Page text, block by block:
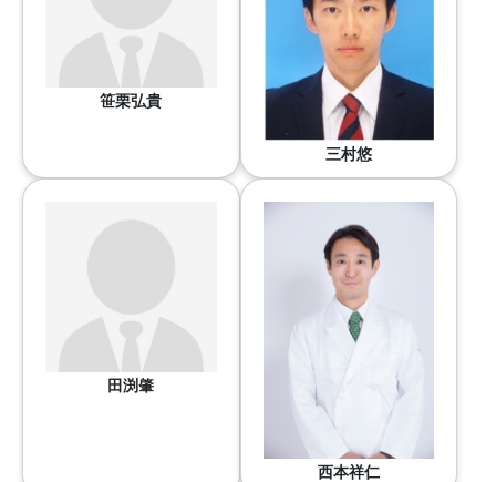
笹栗弘貴
三村悠
田渕肇
西本祥仁